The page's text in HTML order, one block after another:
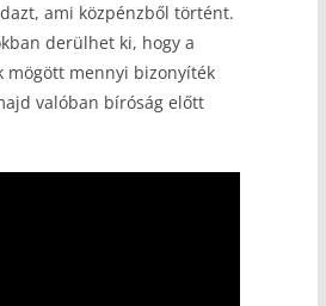
ami közpénzből történt.
derülhet ki, hogy a
mögött mennyi bizonyíték
valóban bíróság előtt